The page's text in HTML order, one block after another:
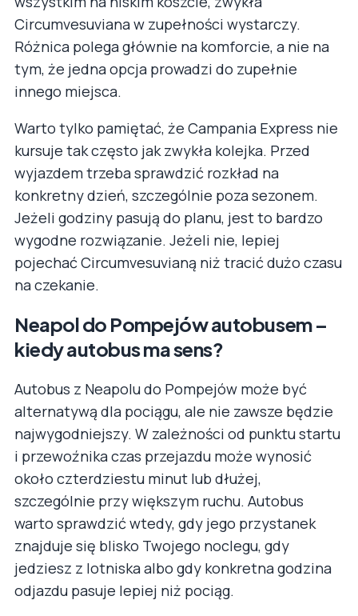
Circumvesuviana w zupełności wystarczy.
Różnica polega głównie na komforcie, a nie na
tym, że jedna opcja prowadzi do zupełnie
innego miejsca.
Warto tylko pamiętać, że Campania Express nie
kursuje tak często jak zwykła kolejka. Przed
wyjazdem trzeba sprawdzić rozkład na
konkretny dzień, szczególnie poza sezonem.
Jeżeli godziny pasują do planu, jest to bardzo
wygodne rozwiązanie. Jeżeli nie, lepiej
pojechać Circumvesuvianą niż tracić dużo czasu
na czekanie.
Neapol do Pompejów autobusem –
kiedy autobus ma sens?
Autobus z Neapolu do Pompejów może być
alternatywą dla pociągu, ale nie zawsze będzie
najwygodniejszy. W zależności od punktu startu
i przewoźnika czas przejazdu może wynosić
około czterdziestu minut lub dłużej,
szczególnie przy większym ruchu. Autobus
warto sprawdzić wtedy, gdy jego przystanek
znajduje się blisko Twojego noclegu, gdy
jedziesz z lotniska albo gdy konkretna godzina
odjazdu pasuje lepiej niż pociąg.